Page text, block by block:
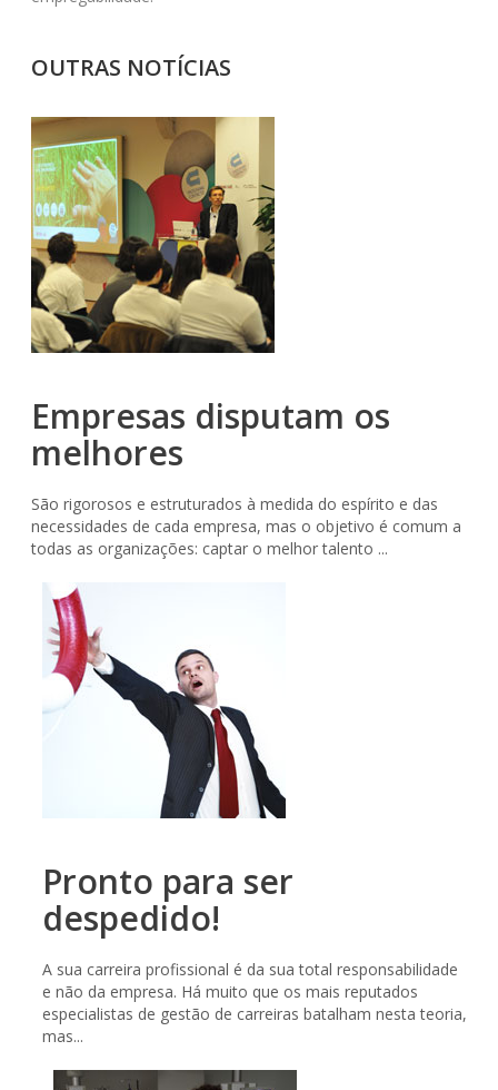
OUTRAS NOTÍCIAS
Empresas disputam os
melhores
São rigorosos e estruturados à medida do espírito e das
necessidades de cada empresa, mas o objetivo é comum a
todas as organizações: captar o melhor talento ...
Pronto para ser
despedido!
A sua carreira profissional é da sua total responsabilidade
e não da empresa. Há muito que os mais reputados
especialistas de gestão de carreiras batalham nesta teoria,
mas...